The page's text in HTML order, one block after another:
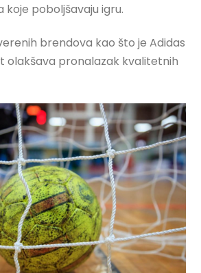
koje poboljšavaju igru.
brendova kao što je Adidas
olakšava pronalazak kvalitetnih